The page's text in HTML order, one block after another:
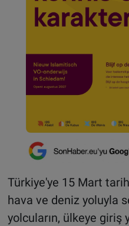
Türkiye'ye 15 Mart
hava ve deniz yoluyla
yolcuların, ülkeye